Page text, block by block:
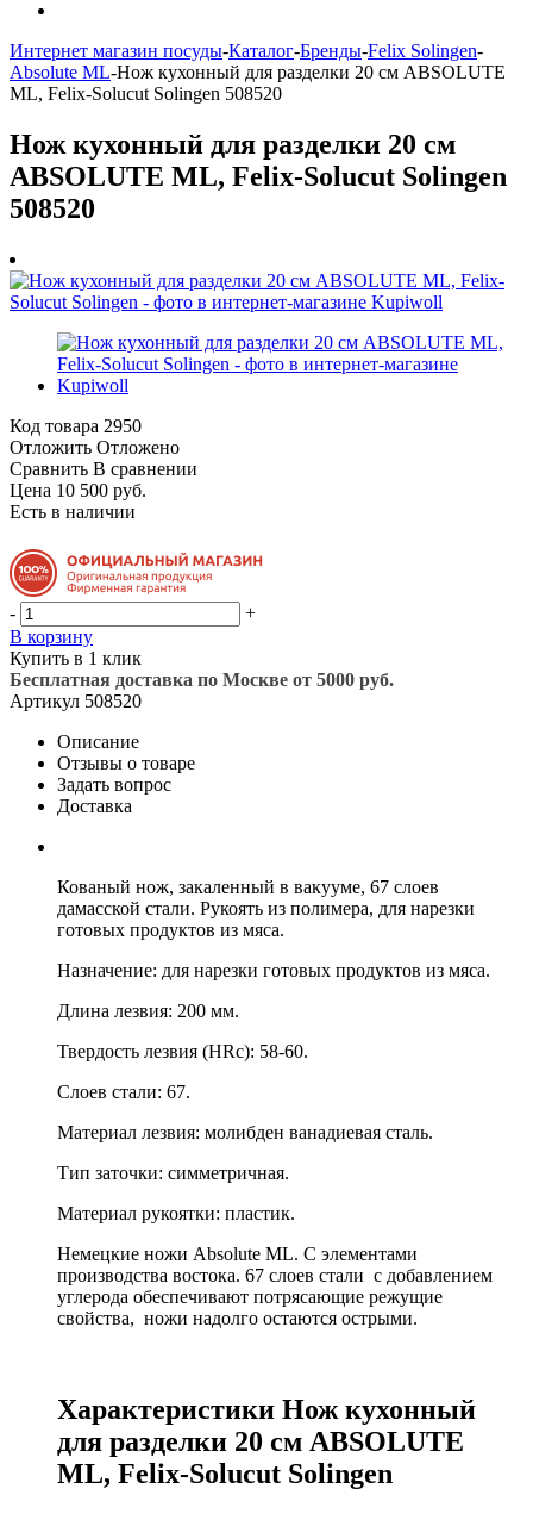
Интернет магазин посуды-Каталог-Бренды-Felix Solingen-
Absolute ML-Нож кухонный для разделки 20 см ABSOLUTE
ML, Felix-Solucut Solingen 508520
Нож кухонный для разделки 20 см
ABSOLUTE ML, Felix-Solucut Solingen
508520
Код товара 2950
Отложить Отложено
Сравнить В сравнении
Цена 10 500 руб.
Есть в наличии
-
+
В корзину
Купить в 1 клик
Бесплатная доставка по Москве от 5000 руб.
Артикул 508520
Описание
Отзывы о товаре
Задать вопрос
Доставка
Кованый нож, закаленный в вакууме, 67 слоев
дамасской стали. Рукоять из полимера, для нарезки
готовых продуктов из мяса.
Назначение: для нарезки готовых продуктов из мяса.
Длина лезвия: 200 мм.
Твердость лезвия (HRc): 58-60.
Слоев стали: 67.
Материал лезвия: молибден ванадиевая сталь.
Тип заточки: симметричная.
Материал рукоятки: пластик.
Немецкие ножи Absolute ML. С элементами
производства востока. 67 слоев стали с добавлением
углерода обеспечивают потрясающие режущие
свойства, ножи надолго остаются острыми.
Характеристики Нож кухонный
для разделки 20 см ABSOLUTE
ML, Felix-Solucut Solingen